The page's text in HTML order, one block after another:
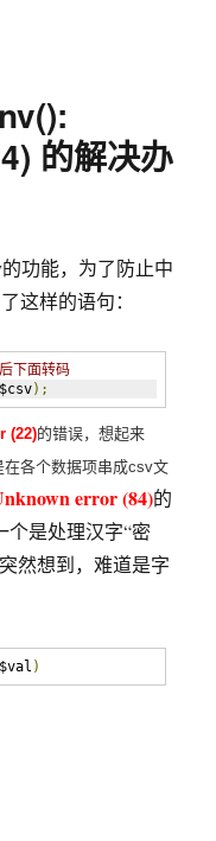
的解决办
功能，为了防止中
这样的语句：
下面转码
$csv);
(22)的错误，想起来
各个数据项串成csv文
error (84)的
个是处理汉字“密
然想到，难道是字
$val )